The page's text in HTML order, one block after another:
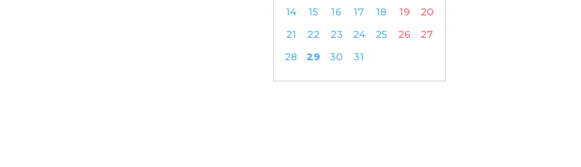
14
15 16 17 18 19
20
21
22 23 24 25 26
27
28
29 30 31